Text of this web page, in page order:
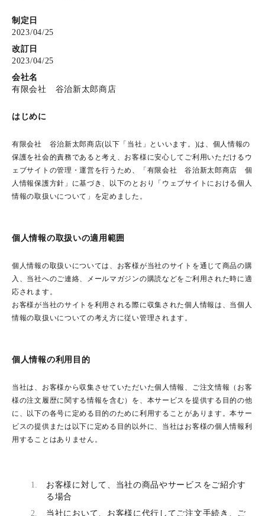
ログイン
ホーム
商品から探す
特集
会員メニュー
お問い合わせ
よみもの
ご購入履歴・再注文
特定商取引法について
お問い合わせ
制定日
2023/04/25
改訂日
2023/04/25
会社名
有限会社 谷治新太郎商店
はじめに
有限会社 谷治新太郎商店(以下「当社」といいます。)は、個人情報の
保護を社会的責務であると考え、お客様に安心してご利用いただけるウ
ェブサイトの管理・運営を行うため、「有限会社 谷治新太郎商店 個
人情報保護方針」に基づき、以下のとおり「ウェブサイトにおける個人
情報の取扱いについて」を定めました。
個人情報の取扱いの適用範囲
個人情報の取扱いについては、お客様が当社のサイトを通じて商品の購
入、当社へのご連絡、メールマガジンの購読などをご利用された時に適
応されます。
お客様が当社のサイトを利用される際に収集された個人情報は、当個人
情報の取扱いについての考え方に従い管理されます。
個人情報の利用目的
当社は、お客様から収集させていただいた個人情報、ご注文情報（お客
様の注文履歴に関する情報を含む）を、本サービスを提供する目的の他
に、以下の各号に定める目的のために利用することがあります。本サー
ビスの提供または以下に定める目的以外に、当社はお客様の個人情報利
用することはありません。
お客様に対して、当社の商品やサービスをご紹介す
る場合
当社において、お客様に代行してご注文手続き、ご